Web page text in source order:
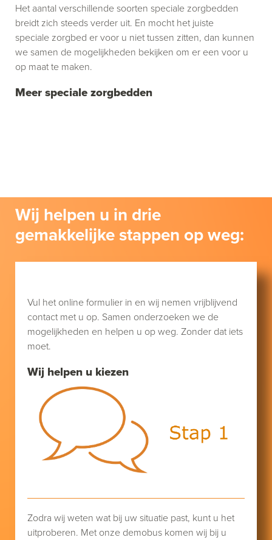
Meer speciale zorgbedden
Het aantal verschillende soorten speciale zorgbedden
breidt zich steeds verder uit. En mocht het juiste
speciale zorgbed er voor u niet tussen zitten, dan kunnen
we samen de mogelijkheden bekijken om er een voor u
op maat te maken.
Wij helpen u in drie
gemakkelijke stappen op weg:
Wij helpen u kiezen
Vul het online formulier in en wij nemen vrijblijvend
contact met u op. Samen onderzoeken we de
mogelijkheden en helpen u op weg. Zonder dat iets
moet.
Zodra wij weten wat bij uw situatie past, kunt u het
uitproberen. Met onze demobus komen wij bij u